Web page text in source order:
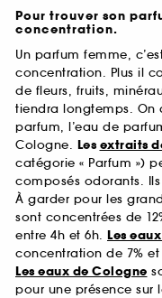
Pour trouver son
concentration.
Un parfum femme,
concentration. Plus il
de fleurs, fruits,
tiendra longtemps. On
parfum, l’eau de
Cologne. Lesextraits
catégorie « Parfum »)
composés odorants.
À garder pour les
sont concentrées de
entre 4h et 6h. Les
concentration de 7% et
Les eaux de Cologne
pour une présence sur